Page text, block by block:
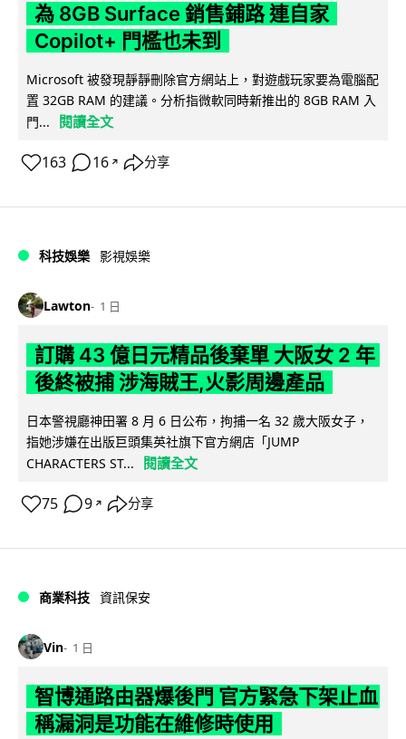
為 8GB Surface 銷售鋪路 連自家
Copilot+ 門檻也未到
Microsoft 被發現靜靜刪除官方網站上，對遊戲玩家要為電腦配
置 32GB RAM 的建議。分析指微軟同時新推出的 8GB RAM 入
門...
閱讀全文
163 16 ↗ 分享
科技娛樂 影視娛樂
Lawton 1 日
訂購 43 億日元精品後棄單 大阪女 2 年
後終被捕 涉海賊王,火影周邊產品
日本警視廳神田署 8 月 6 日公布，拘捕一名 32 歲大阪女子，
指她涉嫌在出版巨頭集英社旗下官方網店「JUMP
CHARACTERS ST...
閱讀全文
75 9 ↗ 分享
商業科技 資訊保安
Vin 1 日
智博通路由器爆後門 官方緊急下架止血
稱漏洞是功能在維修時使用